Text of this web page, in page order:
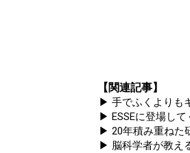
【関連記事】
▶ 手でふくよりも
▶ ESSEに登場し
▶ 20年積み重ねた
▶ 脳科学者が教え